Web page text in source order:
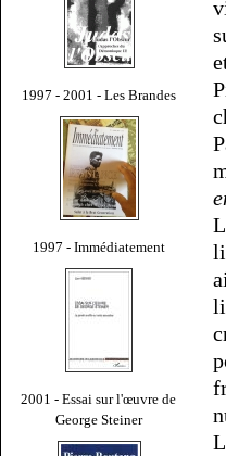
1997 - 2001 - Les Brandes
1997 - Immédiatement
2001 - Essai sur l'œuvre de
George Steiner